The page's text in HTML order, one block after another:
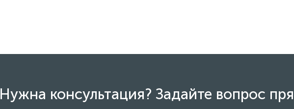
Нужна консультация? Задайте вопрос